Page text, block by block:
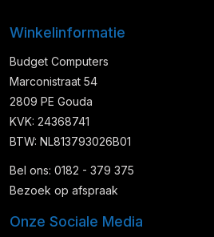
Winkelinformatie
Budget Computers
Marconistraat 54
2809 PE Gouda
KVK: 24368741
BTW: NL813793026B01
Bel ons: 0182 - 379 375
Bezoek op afspraak
Onze Sociale Media